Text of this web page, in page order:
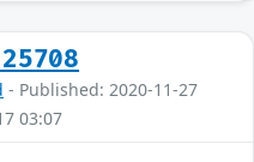
- Published: 2020-11-27
03:07